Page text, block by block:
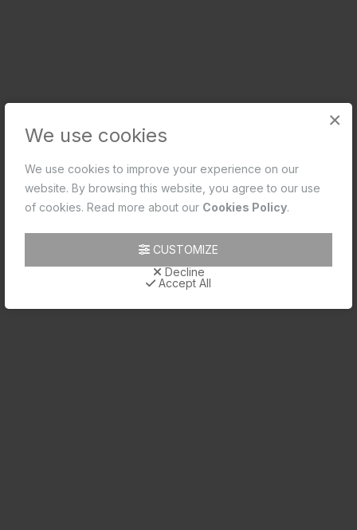
×
We use cookies
We use cookies to improve your experience on our
website. By browsing this website, you agree to our use
of cookies. Read more about our Cookies Policy.
CUSTOMIZE
Decline
Accept All
2-വേ ബിബ് കോക്ക്
Code: APR-CHR-101041
MRP: ₹1,800.00